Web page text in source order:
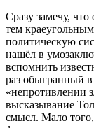
Сразу замечу,
тем
политическую
нашёл в
вспомнить
раз обыгранный
«непротивлении
высказывание
смысл. Мало того,